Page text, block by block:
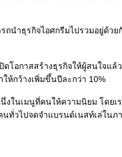
นำธุรกิจไอศกรีมไปรวมอยู่ด้วย
โอกาสสร้างธุรกิจให้ผู้สนใจแ
ห้กว้างเพิ่มขึ้นปีละกว่า 10%
ในเมนูที่คนให้ความนิยม โดยเ
นทั่วไปจดจำแบรนด์เนสท์เล่ใน